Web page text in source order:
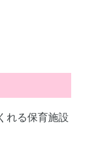
れる保育施設